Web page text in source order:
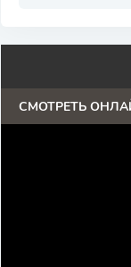
СМОТРЕТЬ